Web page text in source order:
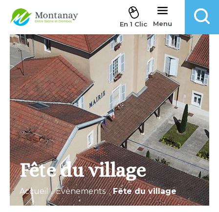
Aller au contenu
En 1 Clic Menu
Fête du village
Accueil . Évènements . Fête du village